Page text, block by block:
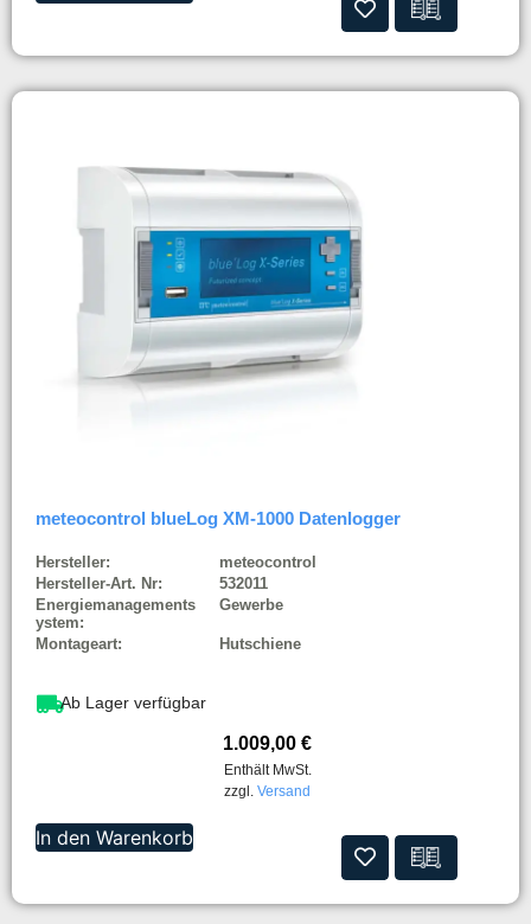
meteocontrol blueLog XM-1000 Datenlogger
Hersteller:
meteocontrol
Hersteller-Art. Nr:
532011
Energiemanagements
ystem:
Gewerbe
Montageart: Hutschiene
Ab Lager verfügbar
1.009,00 €
Enthält MwSt.
zzgl. Versand
In den Warenkorb